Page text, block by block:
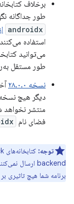
برخلاف
طور جداگانه
androidx
طور مستقل
نسخه ۲۸.۰.۰
دیگر هیچ
منتشر
فضای نام
توجه:
برنامه شما هیچ تاثیری بر